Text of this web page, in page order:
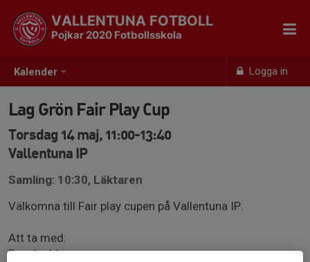
Kalender Logga in
VALLENTUNA FOTBOLL
Pojkar 2020 Fotbollsskola
Lag Grön Fair Play Cup
Torsdag 14 maj, 11:00-13:40
Vallentuna IP
Samling: 10:30, Läktaren
Välkomna till Fair play cupen på Vallentuna IP.
Att ta med:
Benskydd